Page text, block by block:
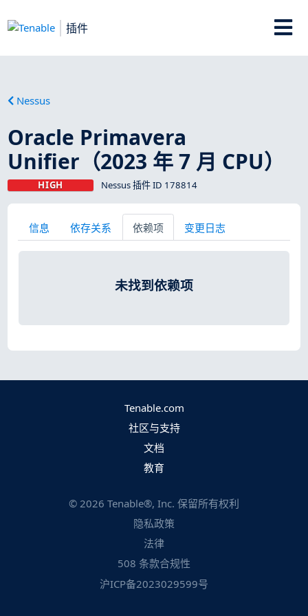
插件
Nessus
Oracle Primavera
Unifier（2023 年 7 月 CPU）
HIGH Nessus 插件 ID 178814
信息 依存关系 依赖项 变更日志
未找到依赖项
Tenable.com
社区与支持
文档
教育
© 2026 Tenable®, Inc. 保留所有权利
隐私政策
法律
508 条款合规性
沪ICP备2023029599号